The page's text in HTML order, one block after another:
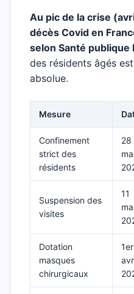
Au pic de la crise
décès Covid en
selon Santé publique
des résidents âgés
absolue.
Mesure
Confinement
strict des
résidents
28
Suspension des
visites
11
Dotation
masques
chirurgicaux
1er